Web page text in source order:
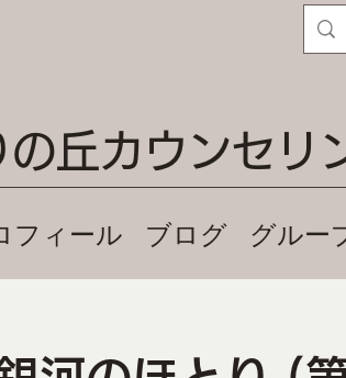
丘カウンセリ
フィール ブログ グルー